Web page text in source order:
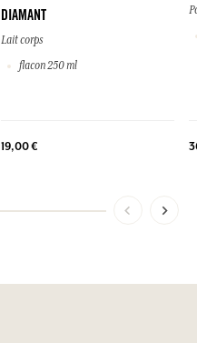
DIAMANT
Lait corps
flacon 250 ml
19,00 €